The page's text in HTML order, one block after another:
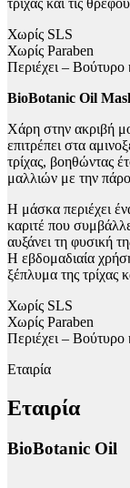
Χωρίς SLS
Χωρίς Paraben
Περιέχει – Βούτυρο
BioBotanic Oil
Χάρη στην ακριβή
επιτρέπει στα
τρίχας, βοηθώντας
μαλλιών με την
Η μάσκα περιέχει
καριτέ που
αυξάνει τη φυσική
Η εβδομαδιαία
ξέπλυμα της τρίχας
Χωρίς SLS
Χωρίς Paraben
Περιέχει – Βούτυρο
Εταιρία
Εταιρία
BioBotanic Oil